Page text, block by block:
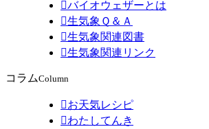
バイオウェザーとは
生気象Ｑ＆Ａ
生気象関連図書
生気象関連リンク
コラムColumn
お天気レシピ
わたしてんき